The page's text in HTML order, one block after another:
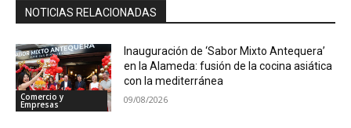
NOTICIAS RELACIONADAS
Comercio y
Empresas
Inauguración de ‘Sabor Mixto Antequera’
en la Alameda: fusión de la cocina asiática
con la mediterránea
09/08/2026